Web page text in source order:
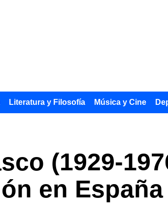
Literatura y Filosofía Música y Cine
(1929-
en España